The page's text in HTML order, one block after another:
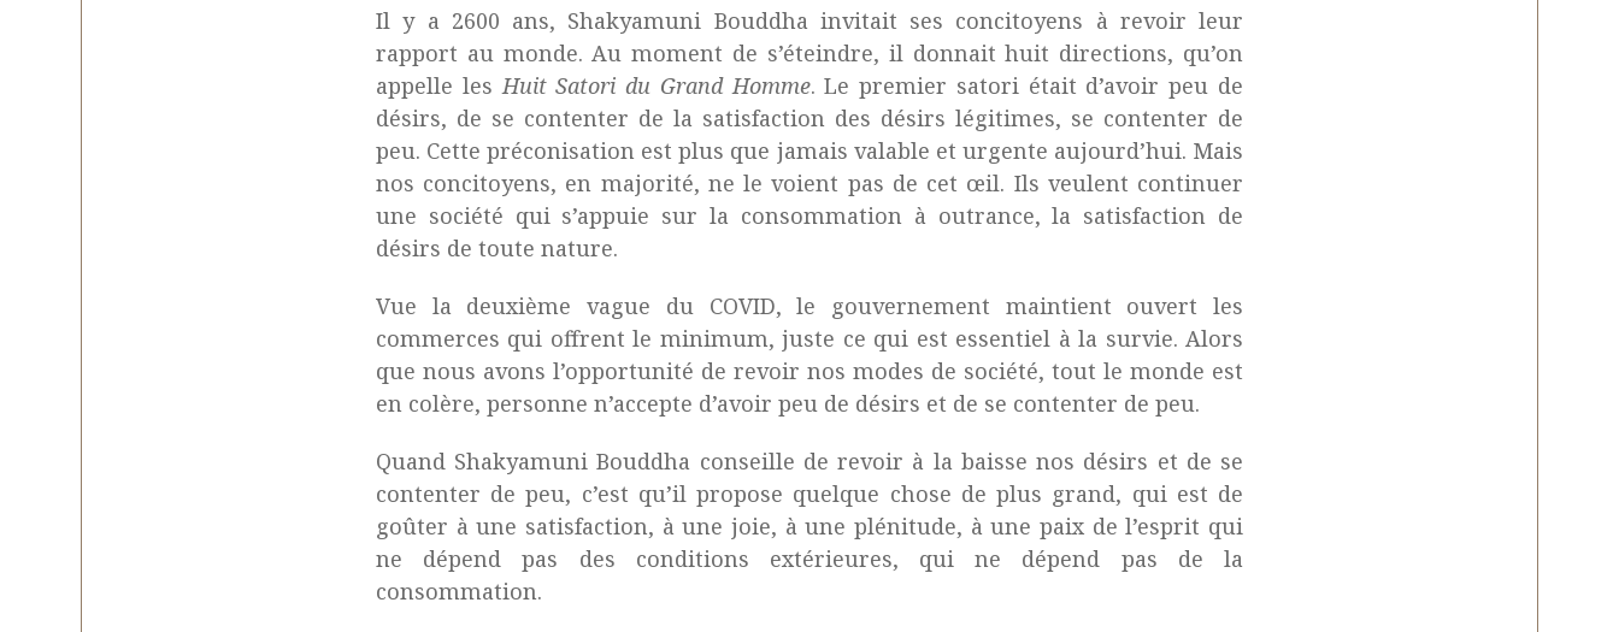
Il y a 2600 ans, Shakyamuni Bouddha invitait ses concitoyens à revoir leur
rapport au monde. Au moment de s’éteindre, il donnait huit directions, qu’on
appelle lesHuit Satori du Grand Homme. Le premier satori était d’avoir peu de
désirs, de se contenter de la satisfaction des désirs légitimes, se contenter de
peu. Cette préconisation est plus que jamais valable et urgente aujourd’hui. Mais
nos concitoyens, en majorité, ne le voient pas de cet œil. Ils veulent continuer
une société qui s’appuie sur la consommation à outrance, la satisfaction de
désirs de toute nature.
Vue la deuxième vague du COVID, le gouvernement maintient ouvert les
commerces qui offrent le minimum, juste ce qui est essentiel à la survie. Alors
que nous avons l’opportunité de revoir nos modes de société, tout le monde est
en colère, personne n’accepte d’avoir peu de désirs et de se contenter de peu.
Quand Shakyamuni Bouddha conseille de revoir à la baisse nos désirs et de se
contenter de peu, c’est qu’il propose quelque chose de plus grand, qui est de
goûter à une satisfaction, à une joie, à une plénitude, à une paix de l’esprit qui
ne dépend pas des conditions extérieures, qui ne dépend pas de la
consommation.